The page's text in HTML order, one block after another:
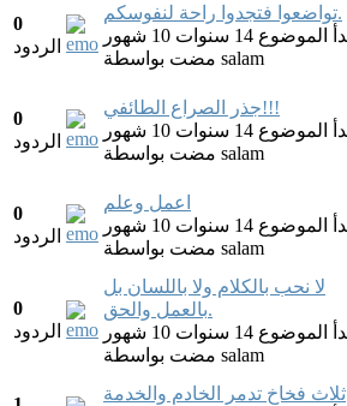
0
الردود
تواضعوا فتجدوا راحة لنفوسكم.
بدأ الموضوع 14 سنوات 10 شهور
مضت salam
0
الردود
جذر الصراع الطائفي!!!
بدأ الموضوع 14 سنوات 10 شهور
مضت salam
0
الردود
اعمل وعلم
بدأ الموضوع 14 سنوات 10 شهور
مضت salam
0
الردود
لا نحب بالكلام ولا باللسان بل
بالعمل والحق.
بدأ الموضوع 14 سنوات 10 شهور
مضت salam
ثلاث فخاخ تدمر الخادم والخدمة